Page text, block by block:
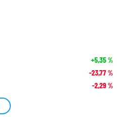
+5,35%
-23,77%
-2,29%